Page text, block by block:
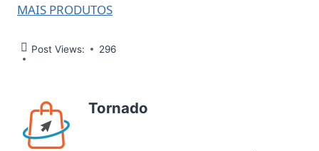
MAIS PRODUTOS
Post Views: 296
Tornado